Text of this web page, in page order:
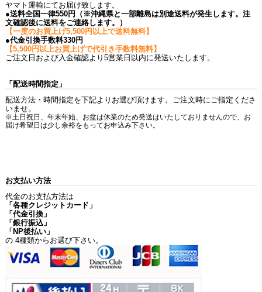
ヤマト運輸にてお届け致します。
●送料全国一律550円（※沖縄県と一部離島は別途送料が発生します。注
文確認後に送料をご連絡します。）
【一度のお買上げ5,500円以上で送料無料】
●代金引換手数料330円
【5,500円以上お買上げで代引き手数料無料】
ご注文日および入金確認より5営業日以内に発送いたします。
「配送時間指定」
配送方法・時間指定を下記よりお選び頂けます。ご注文時にご指定くださ
いませ。
※土日祝日、年末年始、お盆は休業のため発送はいたしておりませんので、お
届け希望日は少し余裕をもってお申込み下さい。
お支払い方法
代金のお支払方法は
「各種クレジットカード」
「代金引換」
「銀行振込」
「NP後払い」
の 4種類からお選び下さい。